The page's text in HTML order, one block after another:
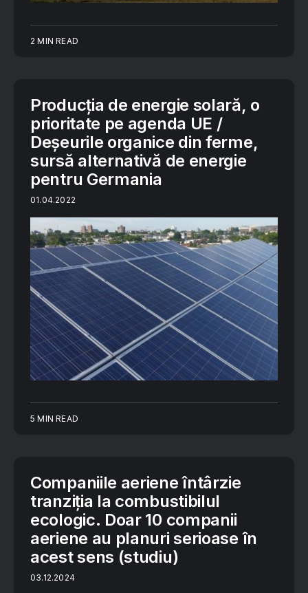
2 MIN READ
Producția de energie solară, o
prioritate pe agenda UE /
Deșeurile organice din ferme,
sursă alternativă de energie
pentru Germania
01.04.2022
5 MIN READ
Companiile aeriene întârzie
tranziția la combustibilul
ecologic. Doar 10 companii
aeriene au planuri serioase în
acest sens (studiu)
03.12.2024